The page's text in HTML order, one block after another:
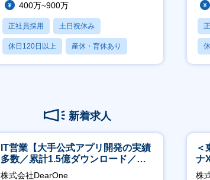
400万~900万
正社員採用 土日祝休み
休日120日以上 産休・育休あり
月残業20時間以内
新着求人
IT営業【大手公式アプリ開発の実績
多数／累計1.5億ダウンロード／週4
リモート／服装髪型自由】
株式会社DearOne
＜
ナ
◎
株